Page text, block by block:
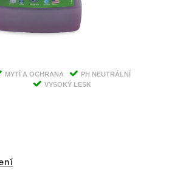
MYTÍ A OCHRANA
PH NEUTRÁLNÍ
VYSOKÝ LESK